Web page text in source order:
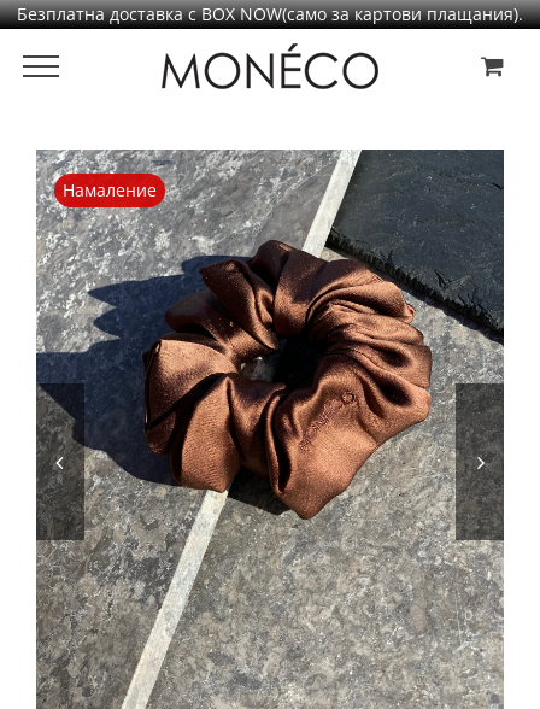
Безплатна доставка с BOX NOW(само за картови плащания).
към
Намаление